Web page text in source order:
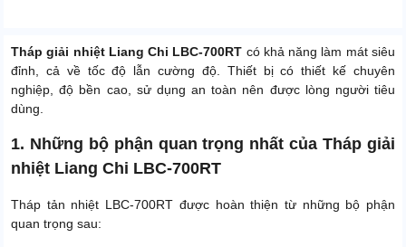
Tháp giải nhiệt Liang Chi LBC-700RT có khả năng làm mát siêu
đỉnh, cả về tốc độ lẫn cường độ. Thiết bị có thiết kế chuyên
nghiệp, độ bền cao, sử dụng an toàn nên được lòng người tiêu
dùng.
1. Những bộ phận quan trọng nhất của Tháp giải
nhiệt Liang Chi LBC-700RT
Tháp tản nhiệt LBC-700RT được hoàn thiện từ những bộ phận
quan trọng sau: